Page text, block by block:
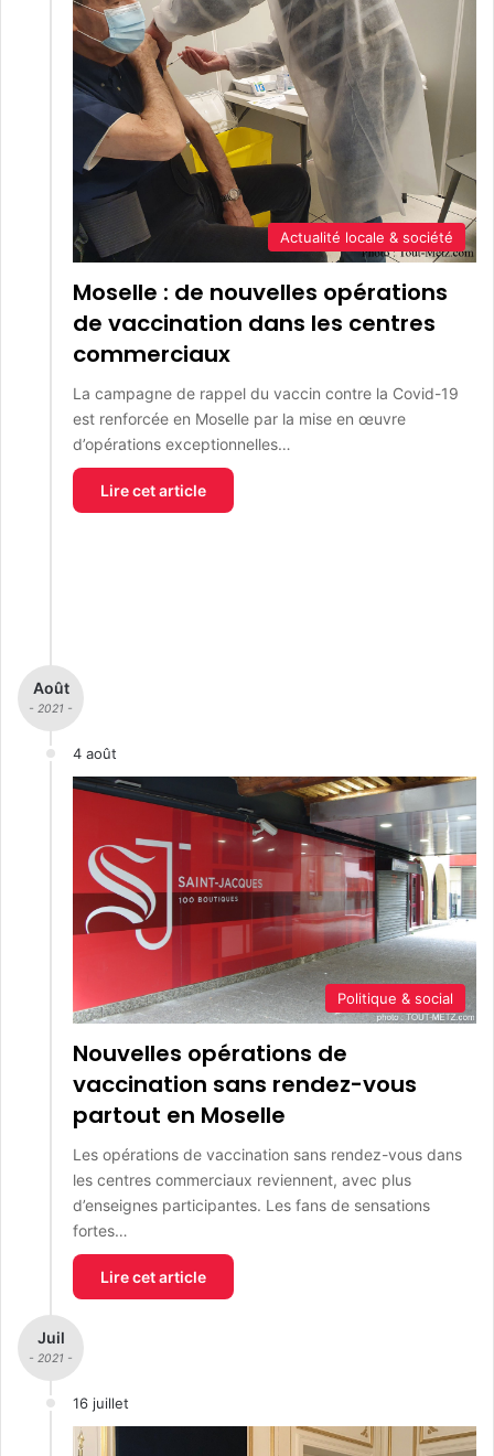
Actualité locale & société
Moselle : de nouvelles opérations
de vaccination dans les centres
commerciaux
La campagne de rappel du vaccin contre la Covid-19
est renforcée en Moselle par la mise en œuvre
d’opérations exceptionnelles…
Lire cet article
Août
- 2021 -
4 août
Politique & social
Nouvelles opérations de
vaccination sans rendez-vous
partout en Moselle
Les opérations de vaccination sans rendez-vous dans
les centres commerciaux reviennent, avec plus
d’enseignes participantes. Les fans de sensations
fortes…
Lire cet article
Juil
- 2021 -
16 juillet